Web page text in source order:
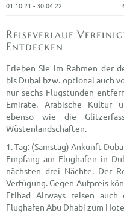
01.10.21 - 30.04.22
Reiseverlauf
Entdecken
Erleben Sie im Rahmen der
bis Dubai bzw. optional auch
nur sechs Flugstunden
Emirate. Arabische Kultur
ebenso wie die
Wüstenlandschaften.
(Samstag) Ankunft
Empfang am Flughafen in
nächsten drei Nächte. Der
Verfügung. Gegen Aufpreis
Etihad Airways reisen
Flughafen Abu Dhabi zum